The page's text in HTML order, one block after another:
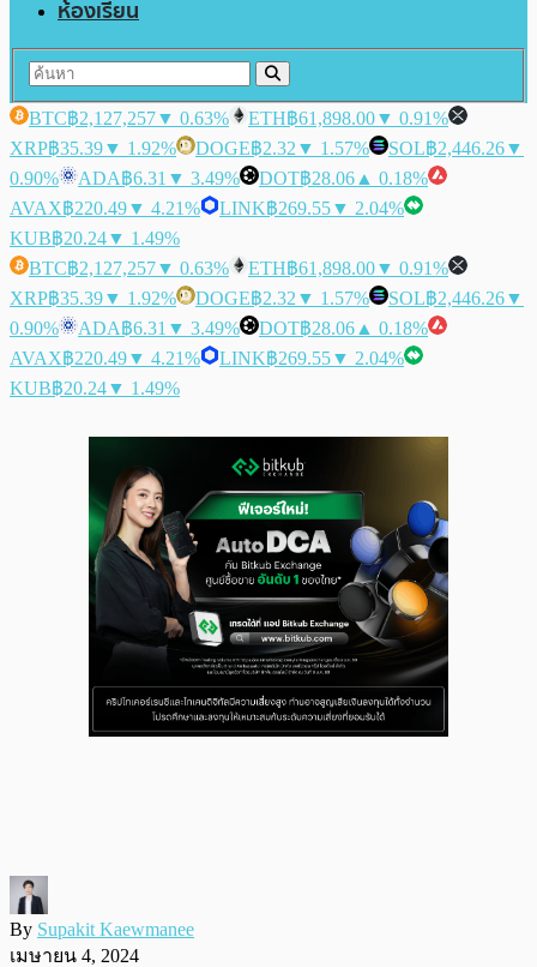
ห้องเรียน
BTC฿2,127,257▼ 0.63% ETH฿61,898.00▼ 0.91%
XRP฿35.39▼ 1.92% DOGE฿2.32 ▼ 1.57% SOL฿2,446.26▼
0.90%
ADA฿6.31 ▼ 3.49% DOT฿28.06 ▲ 0.18%
AVAX฿220.49▼ 4.21% LINK฿269.55▼ 2.04%
KUB฿20.24▼ 1.49%
BTC฿2,127,257▼ 0.63% ETH฿61,898.00▼ 0.91%
XRP฿35.39▼ 1.92% DOGE฿2.32 ▼ 1.57% SOL฿2,446.26▼
0.90%
ADA฿6.31 ▼ 3.49% DOT฿28.06 ▲ 0.18%
AVAX฿220.49▼ 4.21% LINK฿269.55▼ 2.04%
KUB฿20.24▼ 1.49%
By Supakit Kaewmanee
เมษายน 4, 2024